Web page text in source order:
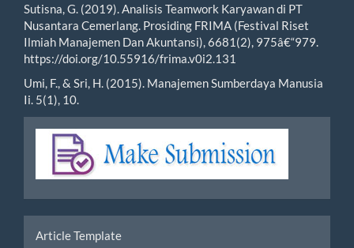
Sutisna, G. (2019). Analisis Teamwork Karyawan di PT
Nusantara Cemerlang. Prosiding FRIMA (Festival Riset
Ilmiah Manajemen Dan Akuntansi), 6681(2), 975â€“979.
https://doi.org/10.55916/frima.v0i2.131
Umi, F., & Sri, H. (2015). Manajemen Sumberdaya Manusia
Ii. 5(1), 10.
Make
Submission
tools
Article Template